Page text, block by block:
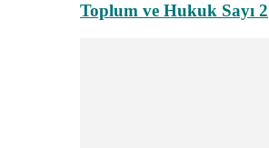
Toplum ve Hukuk Sayı 2